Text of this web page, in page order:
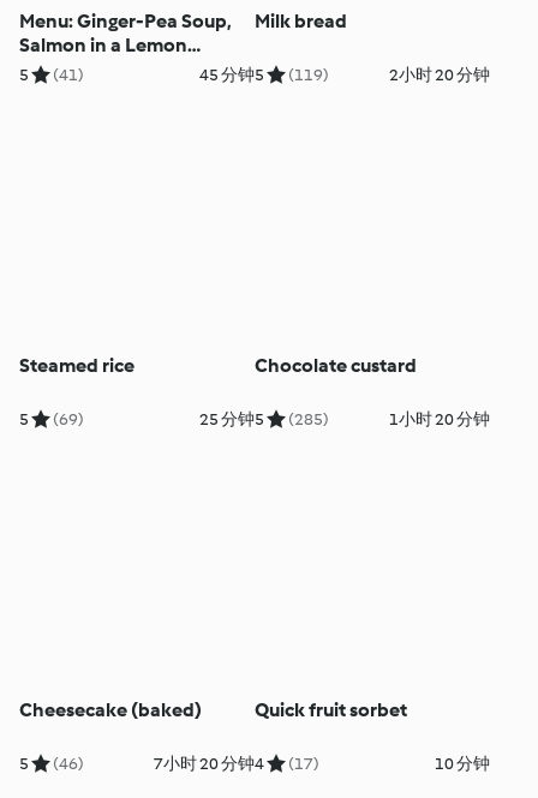
Menu: Ginger-Pea Soup,
Salmon in a Lemon
Marinade, Vegetables and
5 (41) 45 分钟
Milk bread
5 (119) 2小时 20 分钟
Steamed rice
5 (69) 25 分钟
Chocolate custard
5 (285) 1小时 20 分钟
Cheesecake (baked)
5 (46) 7小时 20 分钟
Quick fruit sorbet
4 (17) 10 分钟